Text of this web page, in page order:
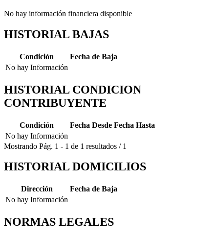
No hay información financiera disponible
HISTORIAL BAJAS
Condición
Fecha de Baja
No hay Información
HISTORIAL CONDICION
CONTRIBUYENTE
Condición Fecha Desde Fecha Hasta
No hay Información
Mostrando Pág. 1 - 1 de 1 resultados / 1
HISTORIAL DOMICILIOS
Dirección
Fecha de Baja
No hay Información
NORMAS LEGALES